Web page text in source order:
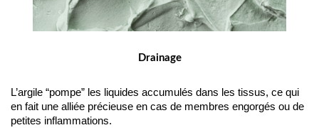
Drainage
L’argile “pompe” les liquides accumulés dans les tissus, ce qui
en fait une alliée précieuse en cas de membres engorgés ou de
petites inflammations.